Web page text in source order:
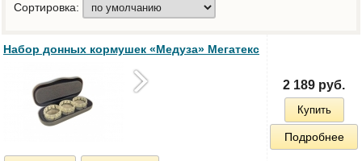
Сортировка:
Набор донных кормушек «Медуза» Мегатекс
2 189 руб.
Купить
Подробнее